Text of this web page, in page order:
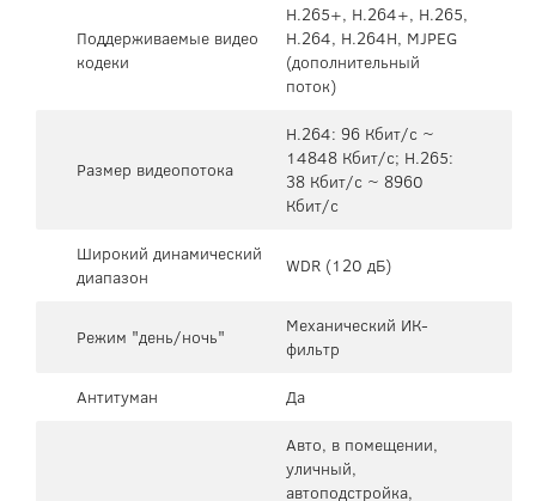
Поддерживаемые видео
кодеки
H.265+, H.264+, H.265,
H.264, H.264H, MJPEG
(дополнительный
поток)
Размер видеопотока
H.264: 96 Кбит/с ~
14848 Кбит/с; H.265:
38 Кбит/с ~ 8960
Кбит/с
Широкий динамический
диапазон
WDR (120 дБ)
Режим "день/ночь"
Механический ИК-
фильтр
Антитуман
Да
Авто, в помещении,
уличный,
автоподстройка,